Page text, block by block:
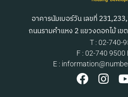
อาคารนัมเบอร์วัน เลขที่
ถนนรามคำแหง 2 แขวงดอกไม้ เข
T : 02-740-
F : 02-740 9500
E :